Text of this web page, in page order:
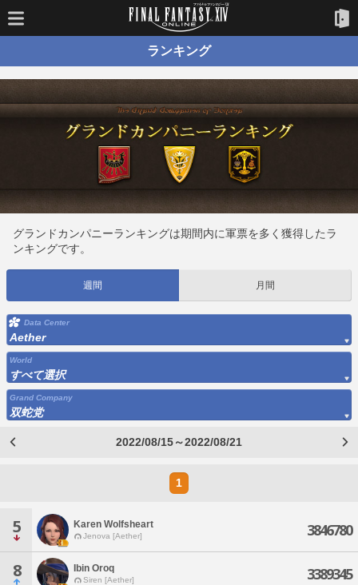
ランキング
グランドカンパニーランキングは期間内に軍票を多く獲得したラ
ンキングです。
週間 月間
Data Center
Aether
World
すべて選択
Grand Company
双蛇党
2022/08/15～2022/08/21
1
5 Karen Wolfsheart
Jenova [Aether] 3846780
8 Ibin Oroq
Siren [Aether] 3389345